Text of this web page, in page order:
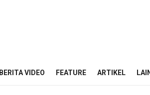
BERITA VIDEO FEATURE ARTIKEL